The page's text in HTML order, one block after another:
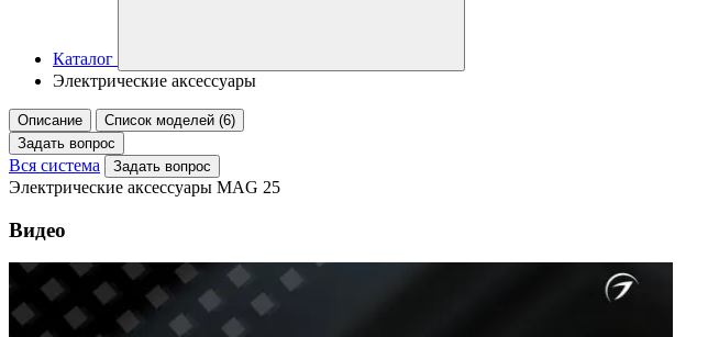
Каталог
Электрические аксессуары
Описание
Список моделей (6)
Задать вопрос
Вся система Задать вопрос
Электрические аксессуары MAG 25
Видео